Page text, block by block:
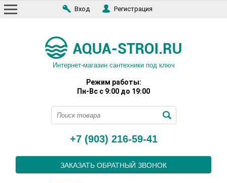
Вход Регистрация
Интернет-магазин сантехники под ключ
Режим работы:
Пн-Вс с 9:00 до 19:00
+7 (903) 216-59-41
ЗАКАЗАТЬ ОБРАТНЫЙ ЗВОНОК